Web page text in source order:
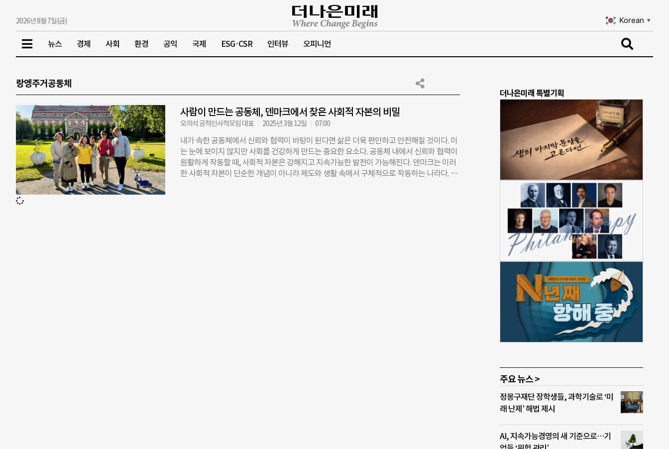
2026년 8월 7일(금) Korean ▼
뉴스 경제 사회 환경 공익 국제 ESG·CSR 인터뷰 오피니언
랑엥주거공동체
사람이 만드는 공동체, 덴마크에서 찾은 사회적 자본의 비밀
오의석 공적인사적모임 대표 2025년 3월 12일 07:00
내가 속한 공동체에서 신뢰와 협력이 바탕이 된다면 삶은 더욱 편안하고 안전해질 것이다. 이
는 눈에 보이지 않지만 사회를 건강하게 만드는 중요한 요소다. 공동체 내에서 신뢰와 협력이
원활하게 작동할 때, 사회적 자본은 강해지고 지속가능한 발전이 가능해진다. 덴마크는 이러
한 사회적 자본이 단순한 개념이 아니라 제도와 생활 속에서 구체적으로 작동하는 나라다. 아
더나은미래 특별기획
주요 뉴스 >
정몽구재단 장학생들, 과학기술로 ‘미
래 난제’ 해법 제시
AI, 지속가능경영의 새 기준으로…기